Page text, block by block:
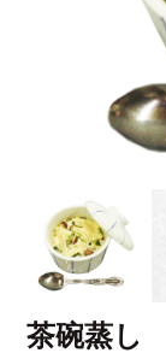
茶碗蒸し